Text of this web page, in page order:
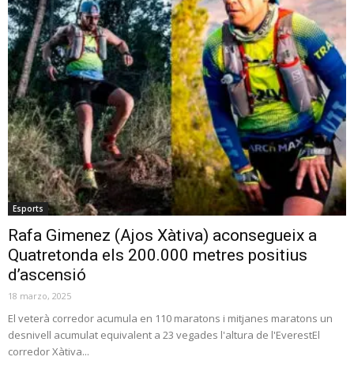
Esports
Rafa Gimenez (Ajos Xàtiva) aconsegueix a
Quatretonda els 200.000 metres positius
d’ascensió
18 marzo, 2025
El veterà corredor acumula en 110 maratons i mitjanes maratons un
desnivell acumulat equivalent a 23 vegades l'altura de l'EverestEl
corredor Xàtiva...